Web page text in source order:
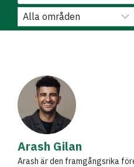
Arash Gilan
Arash är den framgångsrika